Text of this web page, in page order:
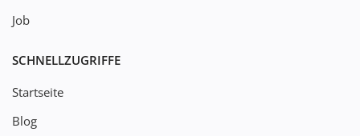
Job
SCHNELLZUGRIFFE
Startseite
Blog